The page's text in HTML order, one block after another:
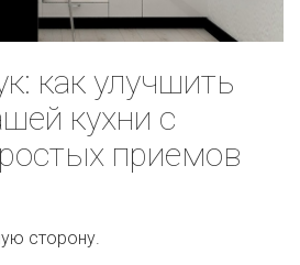
как улучшить
кухни с
приемов
сторону.